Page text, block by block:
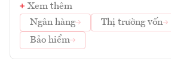
Xem thêm
Ngân hàng
Thị trường vốn
Bảo hiểm